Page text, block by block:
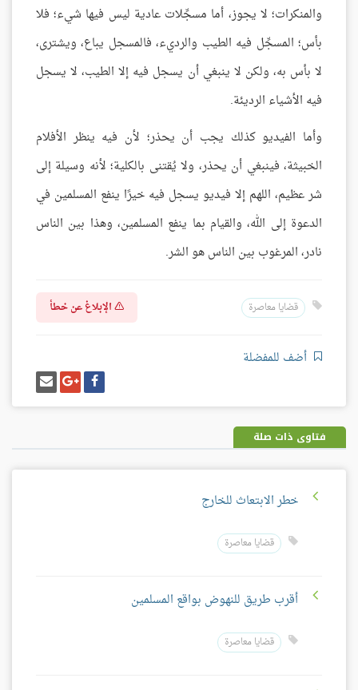
والمنكرات؛ لا يجوز، أما مسجِّلات عادية ليس فيها شيء؛ فلا
بأس؛ المسجِّل فيه الطيب والرديء، فالمسجل يباع، ويشترى،
لا بأس به، ولكن لا ينبغي أن يسجل فيه إلا الطيب، لا يسجل
فيه الأشياء الرديئة.
وأما الفيديو كذلك يجب أن يحذر؛ لأن فيه ينظر الأفلام
الخبيثة، فينبغي أن يحذر، ولا يُقتنى بالكلية؛ لأنه وسيلة إلى
شر عظيم، اللهم إلا فيديو يسجل فيه خيرًا ينفع المسلمين في
الدعوة إلى الله، والقيام بما ينفع المسلمين، وهذا بين الناس
نادر، المرغوب بين الناس هو الشر.
قضايا معاصرة الإبلاغ عن خطأ
أضف للمفضلة
شارك
على
فيسبوك
شارك
على
غوغل
بلس
إرسل
إيميل
فتاوى ذات صلة
خطر الابتعاث للخارج
قضايا معاصرة
أقرب طريق للنهوض بواقع المسلمين
قضايا معاصرة